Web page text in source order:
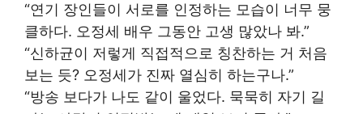
“연기 장인들이 서로를 인정하는 모습이 너무 뭉
클하다. 오정세 배우 그동안 고생 많았나 봐.”
“신하균이 저렇게 직접적으로 칭찬하는 거 처음
보는 듯? 오정세가 진짜 열심히 하는구나.”
“방송 보다가 나도 같이 울었다. 묵묵히 자기 길